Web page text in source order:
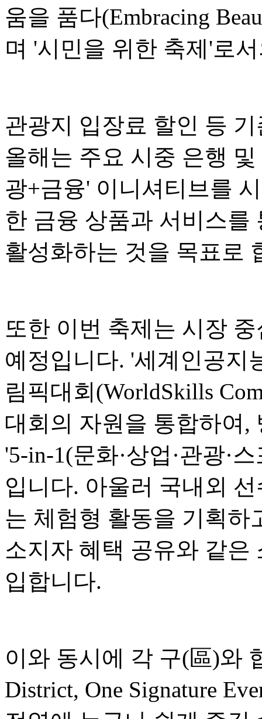
움을 품다(Embracing
며 '시민을 위한 축제'로
관광지 입장료 할인 등
올해는 주요 시중 은행
광+금융' 이니셔티브를
한 금융 상품과 서비스를
활성화하는 것을 목표로
또한 이번 축제는 시장
예정입니다. '세계인공지
림픽대회(WorldSkills
대회의 자원을 통합하여,
'5-in-1(문화·상업·관광·
입니다. 아울러 국내외
는 체험형 활동을 기획하
소지자 혜택 공유와 같은
입합니다.
이와 동시에 각 구(區)와
District, One Signature